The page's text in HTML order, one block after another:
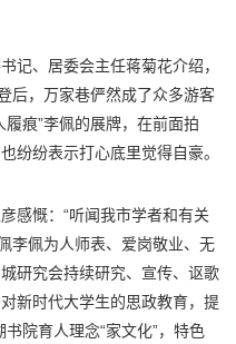
记、居委会主任蒋菊花介绍，
后，万家巷俨然成了众多游客
痕”李佩的展牌，在前面拍
纷纷表示打心底里觉得自豪。
感慨：“听闻我市学者和有关
李佩为人师表、爱岗敬业、无
研究会持续研究、宣传、讴歌
新时代大学生的思政教育，提
院育人理念“家文化”，特色